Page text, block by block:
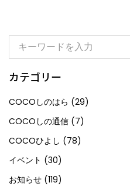
索:
カテゴリー
COCOしのはら (29)
COCOしの通信 (7)
COCOひよし (78)
イベント (30)
お知らせ (119)